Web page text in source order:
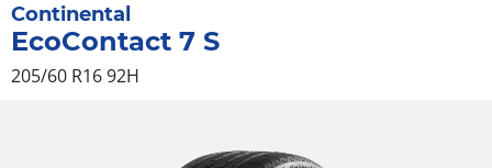
Continental
EcoContact 7 S
205/60 R16 92H